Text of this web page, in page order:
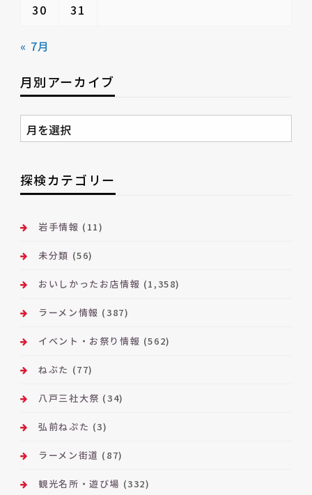
30
31
« 7月
月別アーカイブ
月
別
ー
カ
ブ
探検カテゴリー
岩手情報 (11)
未分類 (56)
おいしかったお店情報 (1,358)
ラーメン情報 (387)
イベント・お祭り情報 (562)
ねぶた (77)
八戸三社大祭 (34)
弘前ねぷた (3)
ラーメン街道 (87)
観光名所・遊び場 (332)